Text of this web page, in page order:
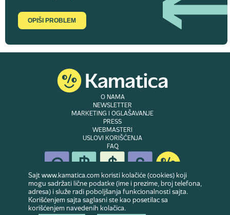
OPIŠI PROBLEM
O NAMA
NEWSLETTER
MARKETING I OGLAŠAVANJE
PRESS
WEBMASTERI
USLOVI KORIŠĆENJA
FAQ
© Copyright 2007-2026. Website developed & owned byDubes doo
zadržana
Sajt www.kamatica.com koristi kolačiće (cookies) koji
mogu sadržati lične podatke (ime i prezime, broj telefona,
adresa) i služe radi poboljšanja funkcionalnosti sajta.
Korišćenjem sajta saglasni ste kao posetilac sa
korišćenjem navedenih kolačica.